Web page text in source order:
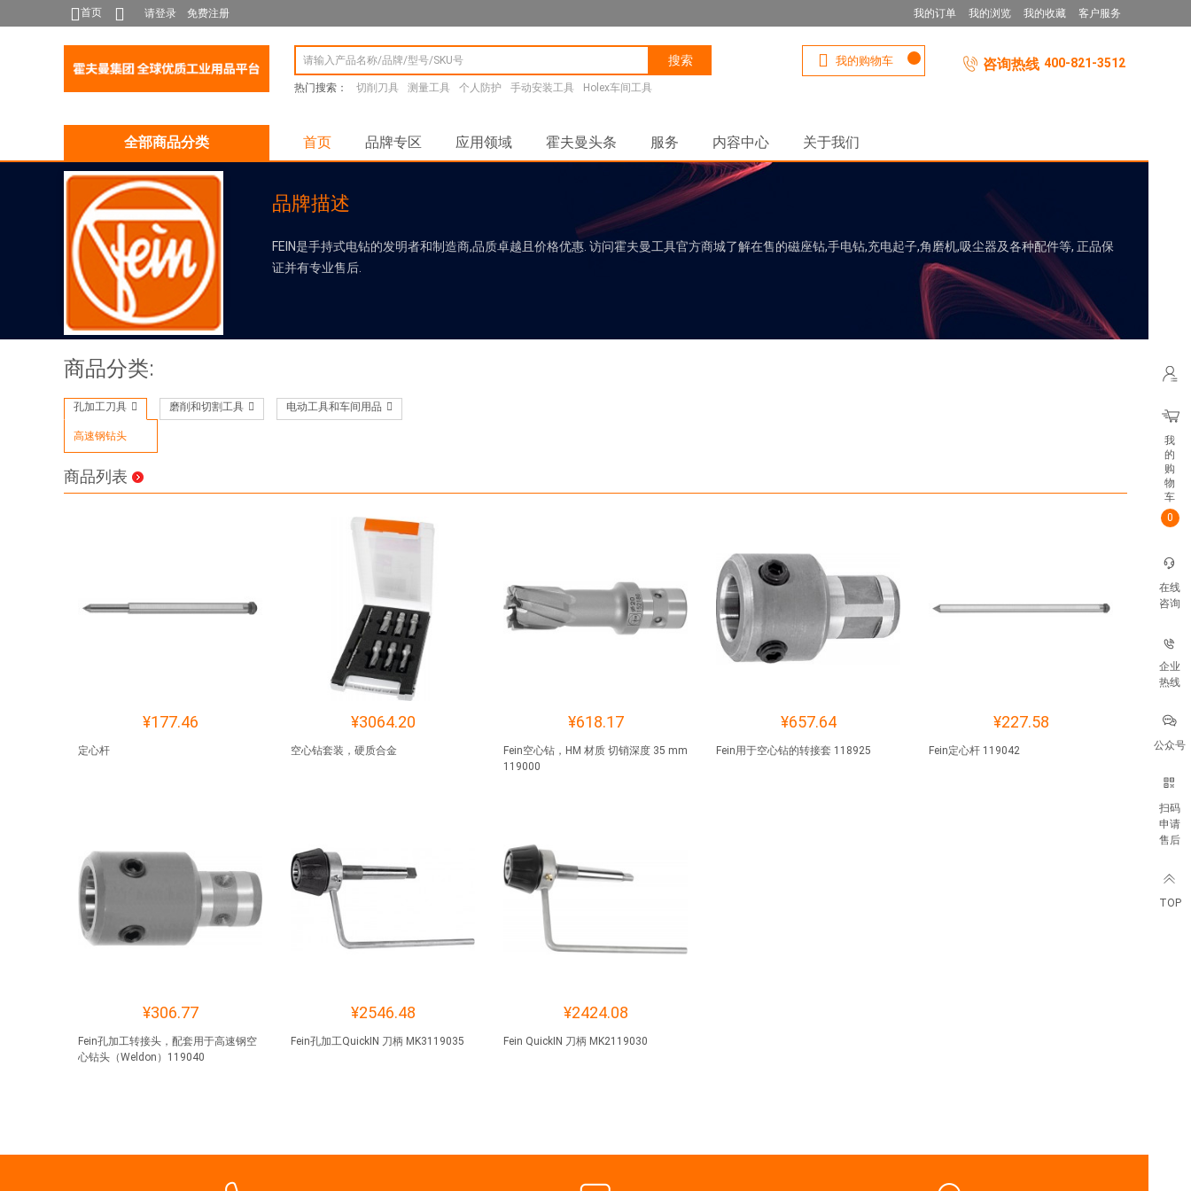
首页 请登录 免费注册 我的订单 我的浏览 我的收藏 客户服务
搜索
热门搜索： 切削刀具 测量工具 个人防护 手动安装工具 Holex车间工具
咨询热线 400-821-3512
我的购物车
全部商品分类 首页 品牌专区 应用领域 霍夫曼头条 服务 内容中心 关于我们
品牌描述
FEIN是手持式电钻的发明者和制造商,品质卓越且价格优惠. 访问霍夫曼工具官方商城了解在售的磁座钻,手电钻,充电起子,角磨机,吸尘器及各种配件等, 正品保
证并有专业售后.
商品分类:
孔加工刀具
高速钢钻头
磨削和切割工具 电动工具和车间用品
商品列表
¥177.46
定心杆
¥3064.20
空心钻套装，硬质合金
¥618.17
Fein空心钻，HM 材质 切销深度 35 mm
119000
¥657.64
Fein用于空心钻的转接套 118925
¥227.58
Fein定心杆 119042
¥306.77
Fein孔加工转接头，配套用于高速钢空
心钻头（Weldon）119040
¥2546.48
Fein孔加工QuickIN 刀柄 MK3119035
¥2424.08
Fein QuickIN 刀柄 MK2119030
我
的
购
物
车
0
在线
咨询
企业
热线
公众号
扫码
申请
售后
TOP